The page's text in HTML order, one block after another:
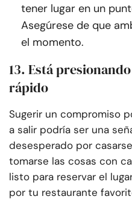
tener lugar en un
Asegúrese de que
el momento.
13. Está
rápido
Sugerir un compromiso
a salir podría ser una
desesperado por
tomarse las cosas con
listo para reservar el
por tu restaurante